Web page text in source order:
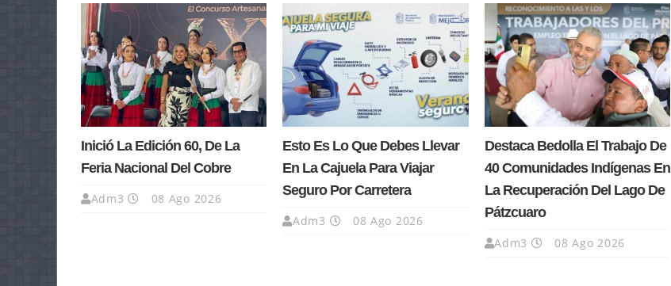
Inició La Edición 60, De La
Feria Nacional Del Cobre
Adm3 08 Ago 2026
Esto Es Lo Que Debes Llevar
En La Cajuela Para Viajar
Seguro Por Carretera
Adm3 08 Ago 2026
Destaca Bedolla El Trabajo De
40 Comunidades Indígenas En
La Recuperación Del Lago De
Pátzcuaro
Adm3 08 Ago 2026